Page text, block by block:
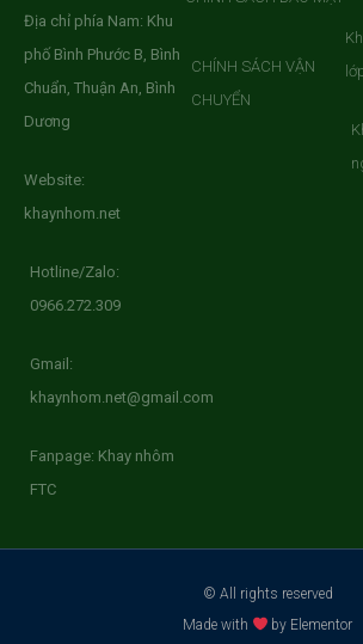
Địa chỉ phía Nam: Khu
phố Bình Phước B, Bình
Chuẩn, Thuận An, Bình
Dương
Website:
khaynhom.net
Hotline/Zalo:
0966.272.309
Gmail:
khaynhom.net@gmail.com
Fanpage: Khay nhôm
FTC
CHÍNH SÁCH VẬN
CHUYỂN
© All rights reserved
Made with
by Elementor